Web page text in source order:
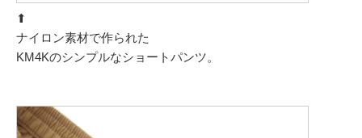
⬆︎
ナイロン素材で作られた
KM4Kのシンプルなショートパンツ。